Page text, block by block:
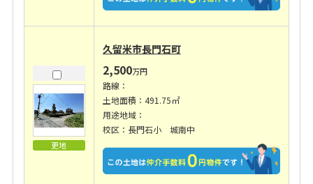
更地
久留米市長門石町
2,500万円
路線：
土地面積：491.75㎡
用途地域：
校区：長門石小 城南中